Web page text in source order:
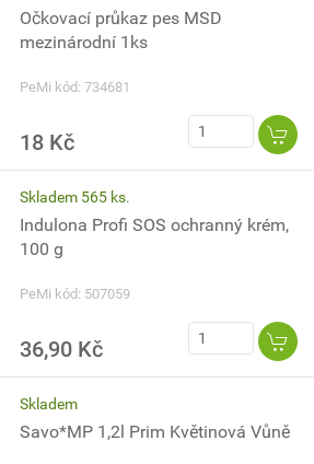
Očkovací průkaz pes MSD
mezinárodní 1ks
PeMi kód: 734681
18 Kč
Skladem 565 ks.
Indulona Profi SOS ochranný krém,
100 g
PeMi kód: 507059
36,90 Kč
Skladem
Savo*MP 1,2l Prim Květinová Vůně